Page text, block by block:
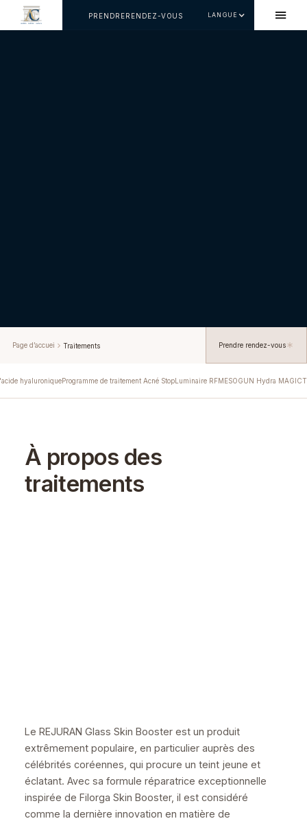
PRENDRERENDEZ-VOUS LANGUE
Page d’accuei Traitements Prendre rendez-vous
hyaluroniqueProgramme de traitement Acné StopLuminaire RFMESOGUN Hydra MAGIC
À propos des
traitements
Le REJURAN Glass Skin Booster est un produit
extrêmement populaire, en particulier auprès des
célébrités coréennes, qui procure un teint jeune et
éclatant. Avec sa formule réparatrice exceptionnelle
inspirée de Filorga Skin Booster, il est considéré
comme la dernière innovation en matière de